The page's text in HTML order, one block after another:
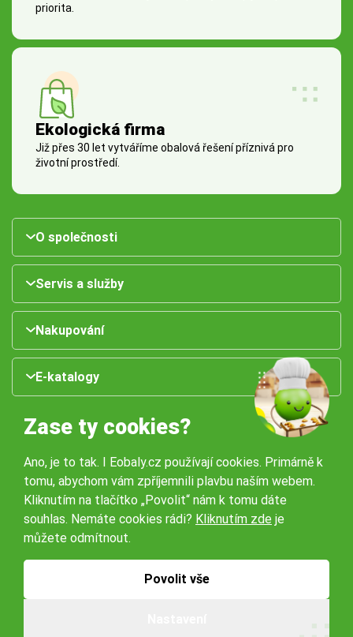
priorita.
Ekologická firma
Již přes 30 let vytváříme obalová řešení příznivá pro
životní prostředí.
O společnosti
Servis a služby
Nakupování
E-katalogy
Naše pobočky:
Obchodní podmínky
Zase ty cookies?
Ano, je to tak. I Eobaly.cz používají cookies. Primárně k
tomu, abychom vám zpříjemnili plavbu naším webem.
Kliknutím na tlačítko „Povolit“ nám k tomu dáte
souhlas. Nemáte cookies rádi? Kliknutím zde je
můžete odmítnout.
Povolit vše